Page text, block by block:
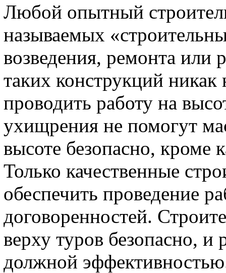
Любой опытный
называемых
возведения, ремонта или
таких конструкций
проводить работу на
ухищрения не помогут
высоте безопасно,
Только качественные
обеспечить проведение
договоренностей.
верху туров безопасно, и
должной